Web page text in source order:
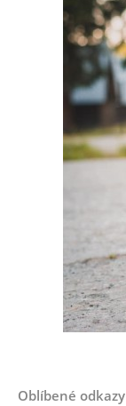
Oblíbené odkazy